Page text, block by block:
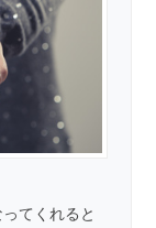
てくれると